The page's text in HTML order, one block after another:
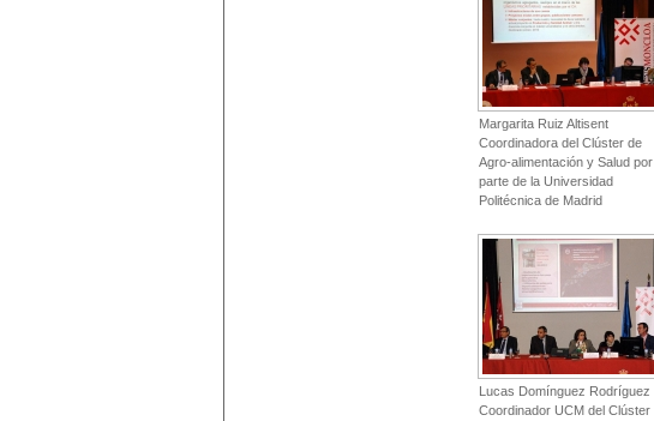
Margarita Ruiz Altisent
Coordinadora del Clúster de
Agro-alimentación y Salud por
parte de la Universidad
Politécnica de Madrid
Lucas Domínguez Rodríguez
Coordinador UCM del Clúster